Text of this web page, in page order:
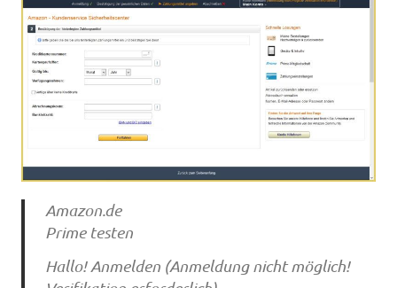
Amazon.de
Prime testen
Hallo! Anmelden (Anmeldung nicht möglich!